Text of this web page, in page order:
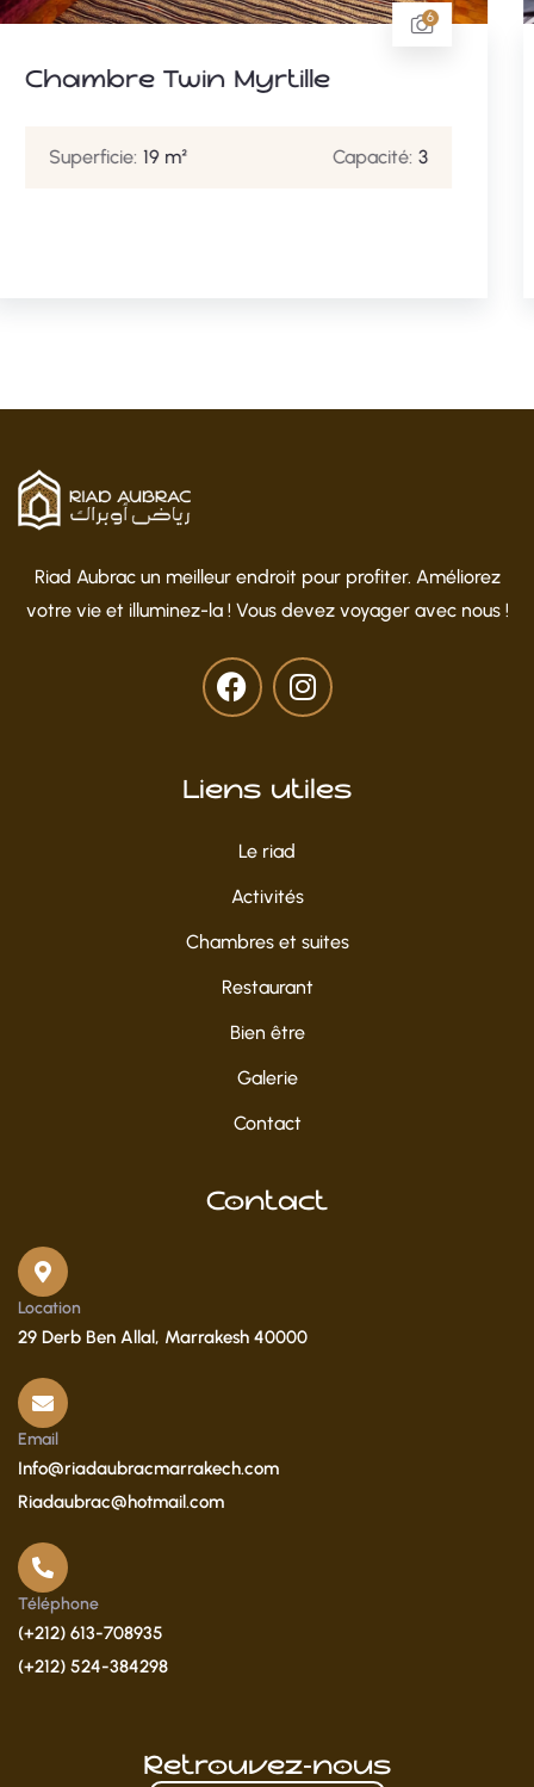
Chambre Twin Gentiane
Superficie:
Riad Aubrac un meilleur endroit pour profiter. Améliorez
votre vie et illuminez-la ! Vous devez voyager avec nous !
Liens utiles
Le riad
Activités
Chambres et suites
Restaurant
Bien être
Galerie
Contact
Contact
Location
29 Derb Ben Allal, Marrakesh 40000
Email
Info@riadaubracmarrakech.com
Riadaubrac@hotmail.com
Téléphone
(+212) 613-708935
(+212) 524-384298
Retrouvez-nous